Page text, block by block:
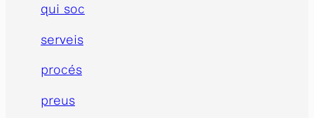
qui soc
serveis
procés
preus